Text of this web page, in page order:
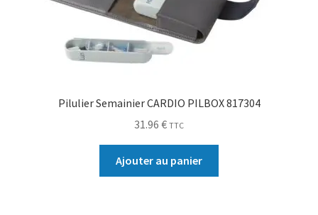
Pilulier Semainier CARDIO PILBOX 817304
31.96 € TTC
Ajouter au panier